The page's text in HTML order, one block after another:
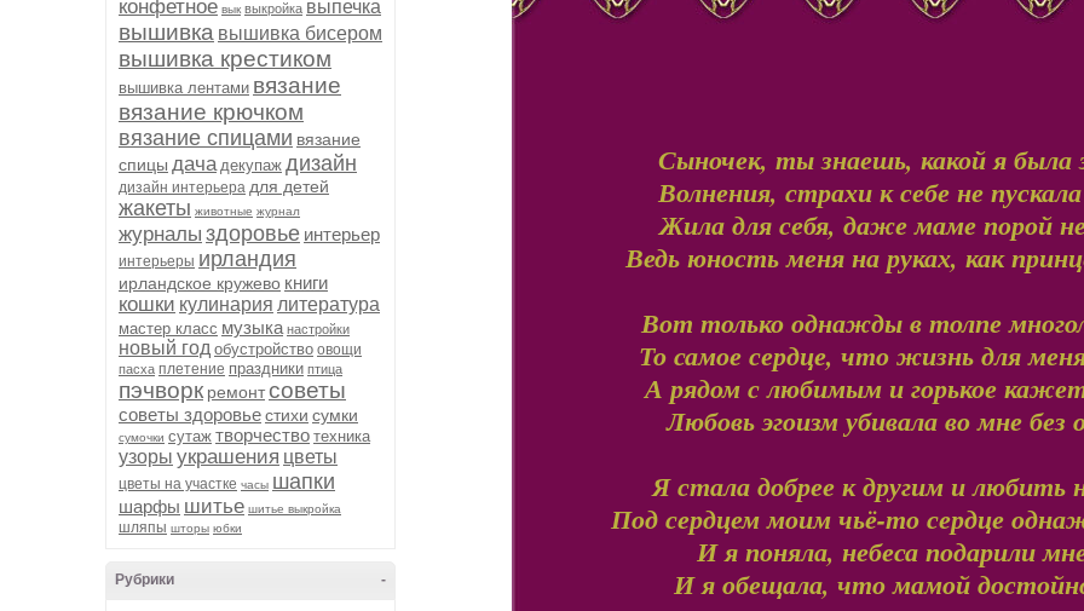
конфетное вык выкройка выпечка
вышивка вышивка бисером
вышивка крестиком
вышивка лентами вязание
вязание крючком
вязание спицами вязание
спицы дача декупаж дизайн
дизайн интерьера для детей
жакеты животные журнал
журналы здоровье интерьер
интерьеры ирландия
ирландское кружево книги
кошки кулинария литература
мастер класс музыка настройки
новый год обустройство овощи
пасха плетение праздники птица
пэчворк ремонтсоветы
советы здоровьестихи сумки
сумочки сутаж творчество техника
узоры украшения цветы
цветы на участке часы шапки
шарфы шитье шитье выкройка
шляпы шторы юбки
-
Рубрики
Сыночек, ты знаешь, какой я была
Волнения, страхи к себе не
Жила для себя, даже маме порой
Ведь юность меня на руках, как
Вот только однажды в толпе
То самое сердце, что жизнь для
А рядом с любимым и горькое
Любовь эгоизм убивала во мне
Я стала добрее к другим и любить
Под сердцем моим чьё-то сердце
И я поняла, небеса подарили
И я обещала, что мамой